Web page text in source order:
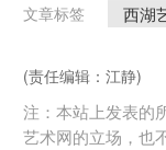
文章标签 西湖
(责任编辑：江静)
注：本站上发表的
艺术网的立场，也